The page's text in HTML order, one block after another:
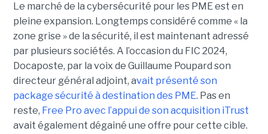
Le marché de la cybersécurité pour les PME est en
pleine expansion. Longtemps considéré comme « la
zone grise » de la sécurité, il est maintenant adressé
par plusieurs sociétés. A l’occasion du FIC 2024,
Docaposte, par la voix de Guillaume Poupard son
directeur général adjoint, avait présenté son
package sécurité à destination des PME. Pas en
reste, Free Pro avec l’appui de son acquisition iTrust
avait également dégainé une offre pour cette cible.